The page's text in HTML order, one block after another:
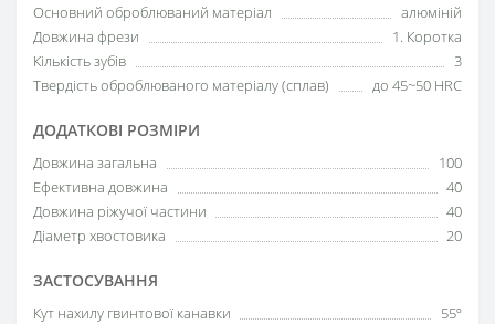
Основний оброблюваний матеріал
алюміній
Довжина фрези
1. Коротка
Кількість зубів
3
Твердість оброблюваного матеріалу (сплав)
до 45~50 HRC
ДОДАТКОВІ РОЗМІРИ
Довжина загальна
100
Ефективна довжина
40
Довжина ріжучої частини
40
Діаметр хвостовика
20
ЗАСТОСУВАННЯ
Кут нахилу гвинтової канавки 55º